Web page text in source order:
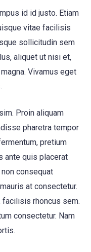
id id justo. Etiam
vitae facilisis
sollicitudin sem
aliquet ut nisi et,
Vivamus eget
Proin aliquam
pharetra tempor
pretium
ante quis placerat
consequat
at consectetur.
facilisis rhoncus sem.
consectetur. Nam